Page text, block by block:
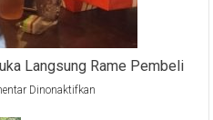
Langsung Rame Pembeli
Dinonaktifkan